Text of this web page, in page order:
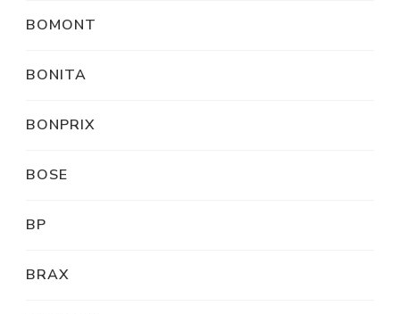
BOMONT
BONITA
BONPRIX
BOSE
BP
BRAX